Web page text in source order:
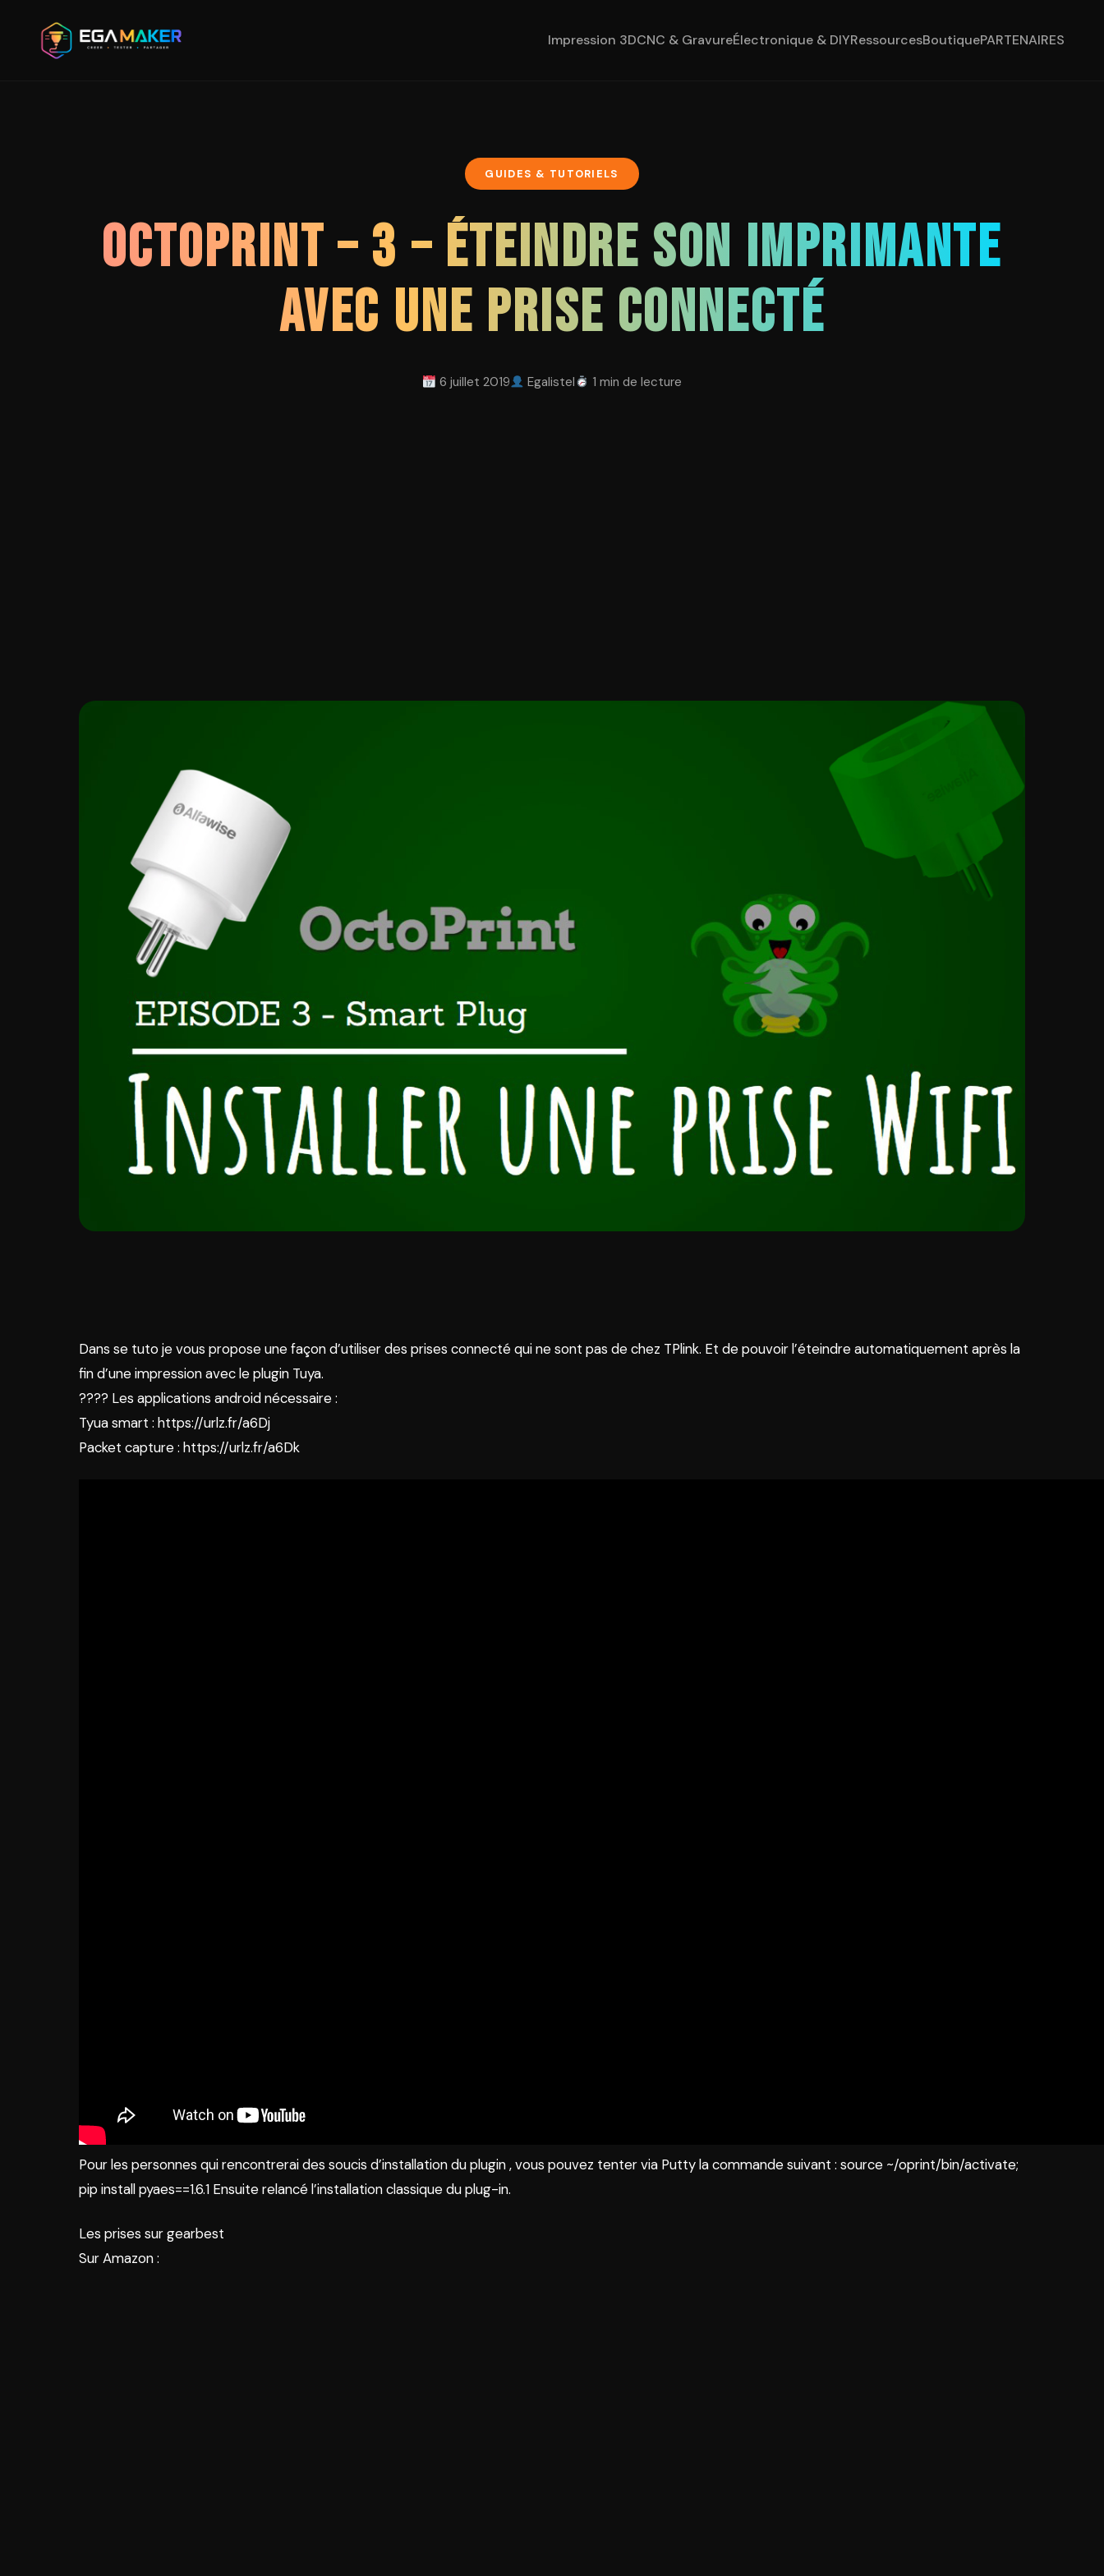
contenu
Impression 3DCNC & GravureÉlectronique & DIYRessourcesBoutiquePARTENAIRES
GUIDES & TUTORIELS
OCTOPRINT – 3 – ÉTEINDRE SON IMPRIMANTE
AVEC UNE PRISE CONNECTÉ
6 juillet 2019 Egalistel 1 min de lecture
Dans se tuto je vous propose une façon d’utiliser des prises connecté qui ne sont pas de chez TPlink. Et de pouvoir l’éteindre automatiquement après la
fin d’une impression avec le plugin Tuya.
???? Les applications android nécessaire :
Tyua smart : https://urlz.fr/a6Dj
Packet capture : https://urlz.fr/a6Dk
Pour les personnes qui rencontrerai des soucis d’installation du plugin , vous pouvez tenter via Putty la commande suivant : source ~/oprint/bin/activate;
pip install pyaes==1.6.1 Ensuite relancé l’installation classique du plug-in.
Les prises sur gearbest
Sur Amazon :